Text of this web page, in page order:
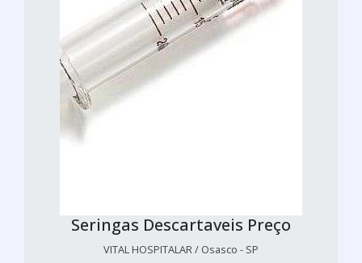
Seringas Descartaveis Preço
VITAL HOSPITALAR / Osasco - SP